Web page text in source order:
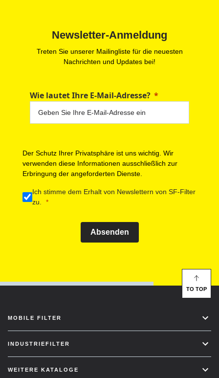
Newsletter-Anmeldung
Treten Sie unserer Mailingliste für die neuesten
Nachrichten und Updates bei!
Wie lautet Ihre E-Mail-Adresse?
Der Schutz Ihrer Privatsphäre ist uns wichtig. Wir
verwenden diese Informationen ausschließlich zur
Erbringung der angeforderten Dienste.
Ich stimme dem Erhalt von Newslettern von SF-Filter
zu.
Absenden
MOBILE FILTER
INDUSTRIEFILTER
WEITERE KATALOGE
TO TOP